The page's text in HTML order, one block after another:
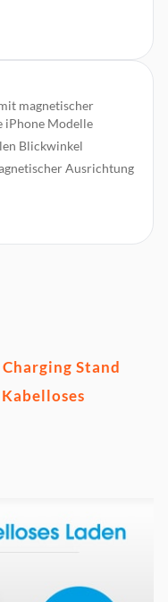
magnetischer
iPhone Modelle
Blickwinkel
Ausrichtung
Stand